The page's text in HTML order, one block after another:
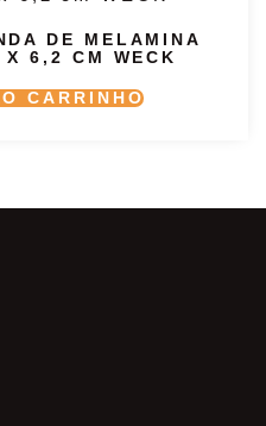
DE MELAMINA
6,2 CM WECK
CARRINHO